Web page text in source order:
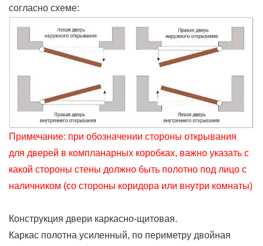
согласно схеме:
Примечание: при обозначении стороны открывания
для дверей в компланарных коробках, важно указать с
какой стороны стены должно быть полотно под лицо с
наличником (со стороны коридора или внутри комнаты)
Конструкция двери каркасно-щитовая.
Каркас полотна усиленный, по периметру двойная